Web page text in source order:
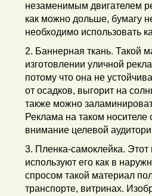
незаменимым двигателем
как можно дольше, бумагу
необходимо использовать
2. Баннерная ткань. Такой
изготовлении уличной
потому что она не
от осадков, выгорит на
также можно
Реклама на таком носителе
внимание целевой
3. Пленка-самоклейка.
используют его как в
спросом такой материал
транспорте, витринах.